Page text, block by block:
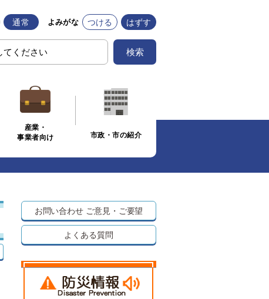
通常 よみがな つける はずす
検索
産業・
事業者向け
市政・市の紹介
お問い合わせ ご意見・ご要望
よくある質問